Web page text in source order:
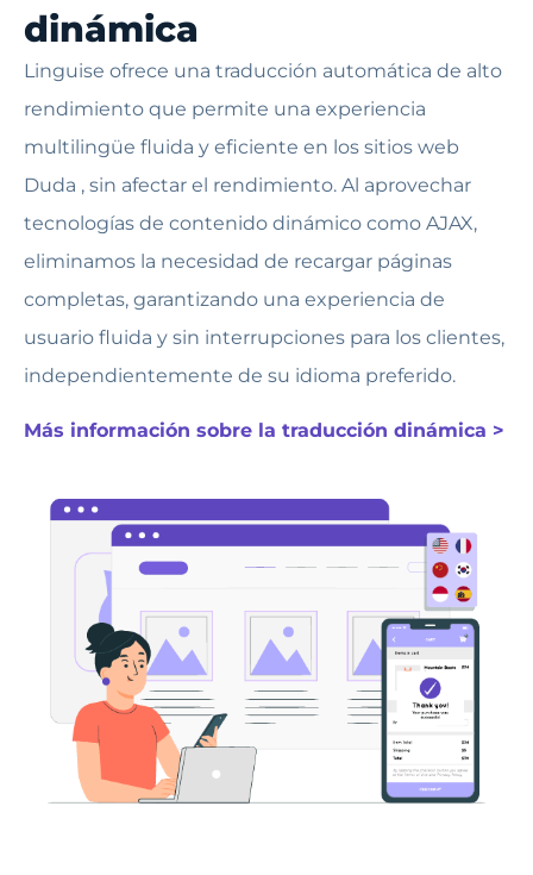
dinámica
Linguise ofrece una traducción automática de alto
rendimiento que permite una experiencia
multilingüe fluida y eficiente en los sitios web
Duda , sin afectar el rendimiento. Al aprovechar
tecnologías de contenido dinámico como AJAX,
eliminamos la necesidad de recargar páginas
completas, garantizando una experiencia de
usuario fluida y sin interrupciones para los clientes,
independientemente de su idioma preferido.
Más información sobre la traducción dinámica >